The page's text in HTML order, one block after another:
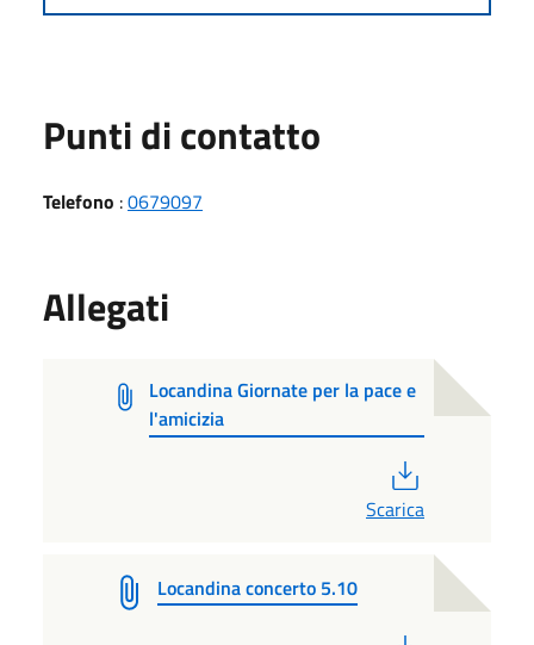
Punti di contatto
Telefono :0679097
Allegati
Locandina Giornate per la pace e
l'amicizia
Scarica
Locandina concerto 5.10